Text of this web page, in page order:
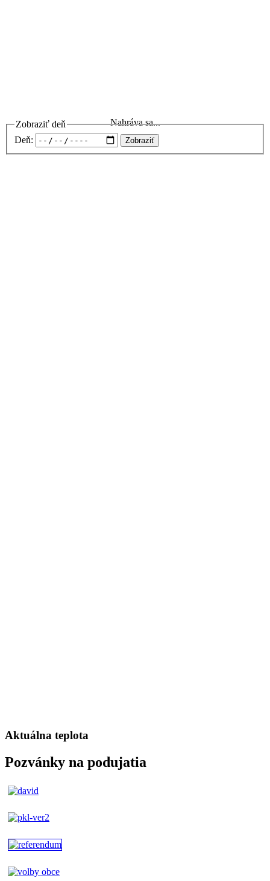
Nahráva sa...
Zobraziť deň
Deň:
Zobraziť
Aktuálna teplota
Pozvánky na podujatia